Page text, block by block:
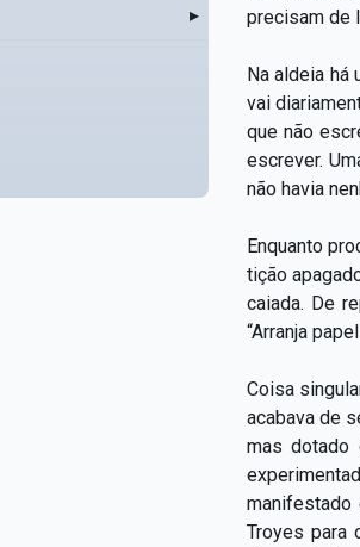
▸
precisam de
Na aldeia há
vai
que não
escrever.
não havia
Enquanto
tição
caiada. De
“Arranja
Coisa
acabava de
mas dotado
Troyes para